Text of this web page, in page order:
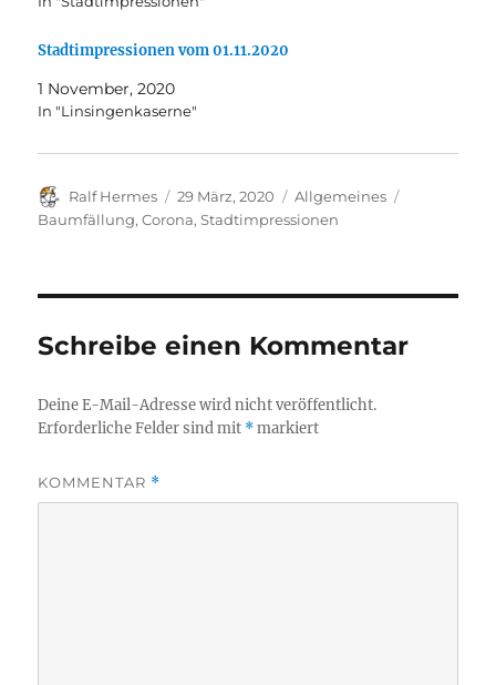
Stadtimpressionen vom 01.11.2020
1 November, 2020
In "Linsingenkaserne"
Autor
Ralf Hermes
Veröffentlicht
am
29 März, 2020 Kategorien
Allgemeines
Baumfällung,Corona,Stadtimpressionen
Schreibe einen Kommentar
Deine E-Mail-Adresse wird nicht veröffentlicht.
Erforderliche Felder sind mit *markiert
KOMMENTAR *